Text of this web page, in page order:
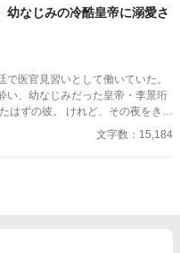
なかった。 でも、あれから変わっ
幼なじみの冷酷皇帝に溺愛さ
医官見習いとして働いていた。
い、幼なじみだった皇帝・李景珩
る皇帝が、
。
文字数：15,184